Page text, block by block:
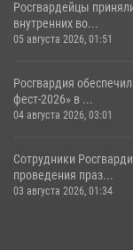
Росгвардейцы
внутренних во...
05 августа 2026, 01:51
Росгвардия
фест-2026» в ...
04 августа 2026, 03:01
Сотрудники
проведения праз...
03 августа 2026, 01:34